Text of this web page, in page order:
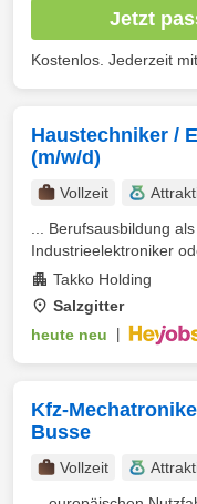
Jetzt
Kostenlos. Jederzeit
Haustechniker /
(m/w/d)
Vollzeit
... Berufsausbildung
Industrieelektroniker
Takko Holding
Salzgitter
heute neu
Kfz-
Busse
Vollzeit